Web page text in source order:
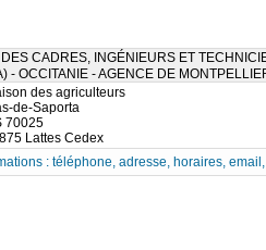
CADRES, INGÉNIEURS ET
- OCCITANIE - AGENCE DE
des agriculteurs
de-Saporta
70025
Lattes Cedex
: téléphone, adresse, horaires,